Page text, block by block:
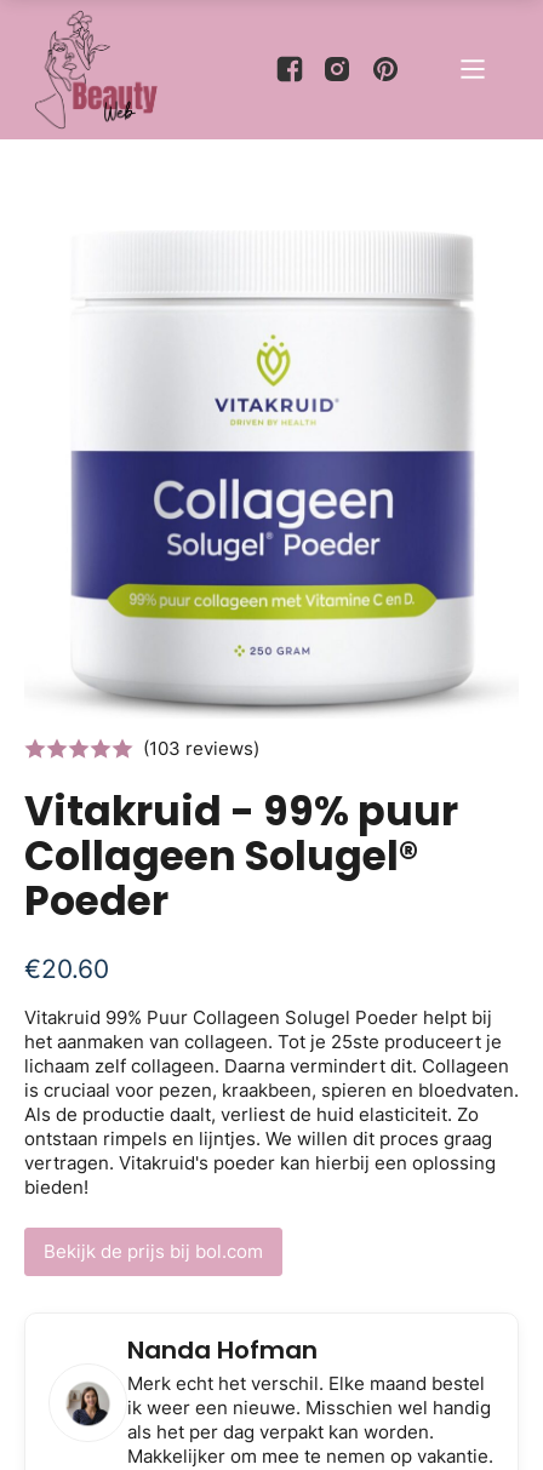
(103 reviews)
Vitakruid - 99% puur
Collageen Solugel®
Poeder
€20.60
Vitakruid 99% Puur Collageen Solugel Poeder helpt bij
het aanmaken van collageen. Tot je 25ste produceert je
lichaam zelf collageen. Daarna vermindert dit. Collageen
is cruciaal voor pezen, kraakbeen, spieren en bloedvaten.
Als de productie daalt, verliest de huid elasticiteit. Zo
ontstaan rimpels en lijntjes. We willen dit proces graag
vertragen. Vitakruid's poeder kan hierbij een oplossing
bieden!
Bekijk de prijs bij bol.com
Nanda Hofman
Merk echt het verschil. Elke maand bestel
ik weer een nieuwe. Misschien wel handig
als het per dag verpakt kan worden.
Makkelijker om mee te nemen op vakantie.